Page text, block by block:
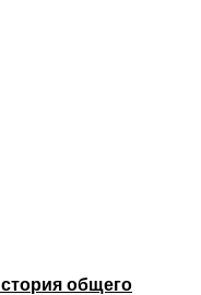
общего